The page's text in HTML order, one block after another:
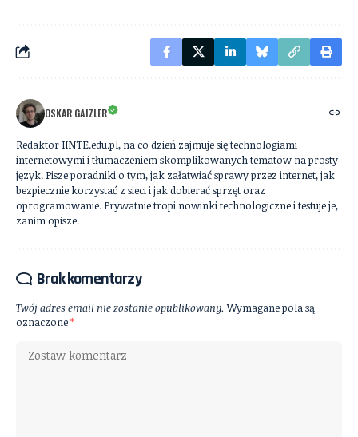
OSKAR GAJZLER
Redaktor IINTE.edu.pl, na co dzień zajmuje się technologiami
internetowymi i tłumaczeniem skomplikowanych tematów na prosty
język. Pisze poradniki o tym, jak załatwiać sprawy przez internet, jak
bezpiecznie korzystać z sieci i jak dobierać sprzęt oraz
oprogramowanie. Prywatnie tropi nowinki technologiczne i testuje je,
zanim opisze.
Brak komentarzy
Twój adres email nie zostanie opublikowany. Wymagane pola są
oznaczone*